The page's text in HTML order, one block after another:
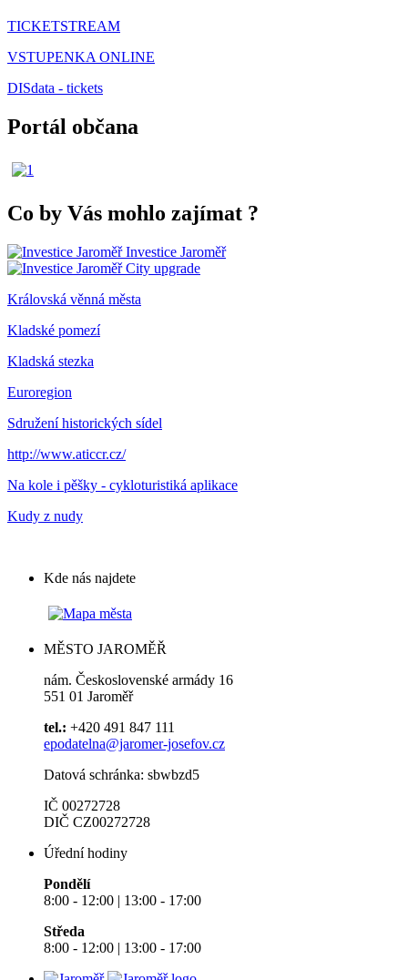
TICKETSTREAM
VSTUPENKA ONLINE
DISdata - tickets
Portál občana
Co by Vás mohlo zajímat ?
Investice Jaroměř
City upgrade
Královská věnná města
Kladské pomezí
Kladská stezka
Euroregion
Sdružení historických sídel
http://www.aticcr.cz/
Na kole i pěšky - cykloturistiká aplikace
Kudy z nudy
Kde nás najdete
MĚSTO JAROMĚŘ
nám. Československé armády 16
551 01 Jaroměř
tel.: +420 491 847 111
epodatelna@jaromer-josefov.cz
Datová schránka: sbwbzd5
IČ 00272728
DIČ CZ00272728
Úřední hodiny
Pondělí
8:00 - 12:00 | 13:00 - 17:00
Středa
8:00 - 12:00 | 13:00 - 17:00